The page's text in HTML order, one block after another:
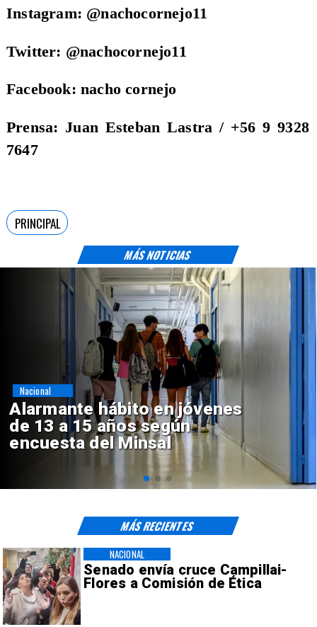
MÁS NOTICIAS
Instagram: @nachocornejo11
Twitter: @nachocornejo11
Facebook: nacho cornejo
Prensa: Juan Esteban Lastra / +56 9 9328
7647
PRINCIPAL
Aprueban creación del Parque
Sebastián Piñera con inversión
de $4 mil millones
Regiones
Senado envía cruce Campillai-
Flores a Comisión de Ética
NACIONAL
MÁS RECIENTES